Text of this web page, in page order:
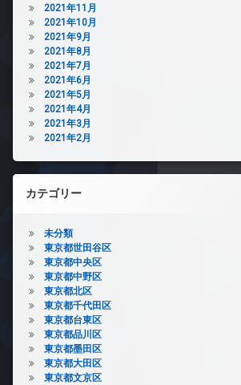
2021年11月
2021年10月
2021年9月
2021年8月
2021年7月
2021年6月
2021年5月
2021年4月
2021年3月
2021年2月
カテゴリー
未分類
東京都世田谷区
東京都中央区
東京都中野区
東京都北区
東京都千代田区
東京都台東区
東京都品川区
東京都墨田区
東京都大田区
東京都文京区